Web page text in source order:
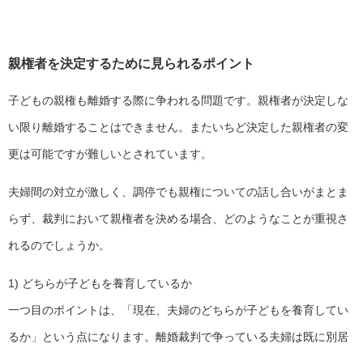
親権者を決定するために見られるポイント
子どもの親権も離婚する際に争われる問題です。親権者が決定しな
い限り離婚することはできません。またいちど決定した親権者の変
更は可能ですが難しいとされています。
夫婦間の対立が激しく、調停でも親権についての話し合いがまとま
らず、裁判において親権者を決める場合、どのようなことが重視さ
れるのでしょうか。
1) どちらが子どもを養育しているか
一つ目のポイントは、「現在、夫婦のどちらが子どもを養育してい
るか」という点になります。離婚裁判で争っている夫婦は既に別居